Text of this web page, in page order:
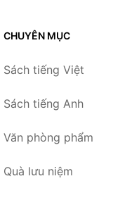
CHUYÊN MỤC
Sách tiếng Việt
Sách tiếng Anh
Văn phòng phẩm
Quà lưu niệm